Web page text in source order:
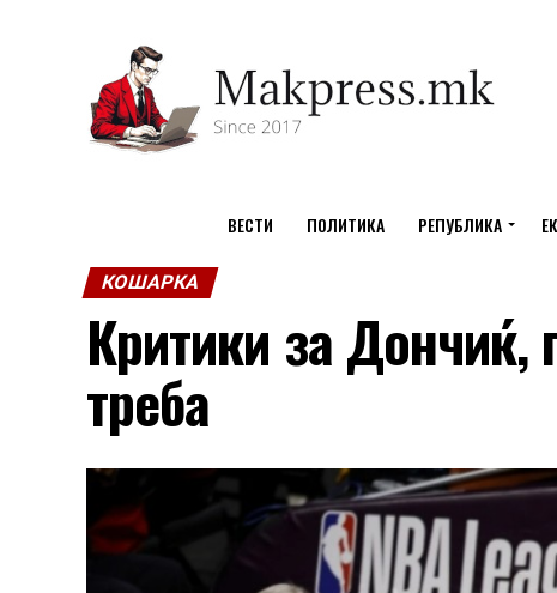
ВЕСТИ ПОЛИТИКА РЕПУБЛИКА
КОШАРКА
Критики за Дончиќ,
треба